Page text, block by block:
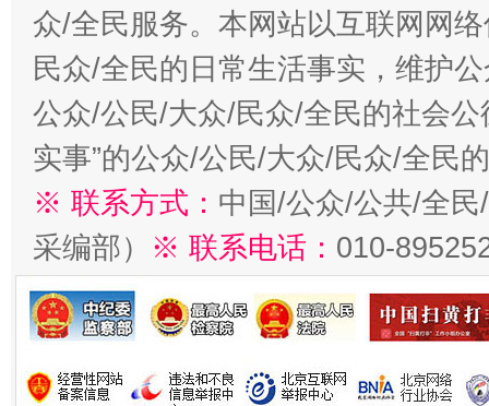
众/全民服务。本网站以互联网网
民众/全民的日常生活事实，维护
公众/公民/大众/民众/全民的社会公
实事”的公众/公民/大众/民众/全民
※ 联系方式： 中国/公众/公共/全
采编部） ※ 联系电话： 010-